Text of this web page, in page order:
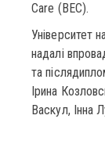
Care (BEC).
Університет
надалі
та
Ірина
Васкул, Інна